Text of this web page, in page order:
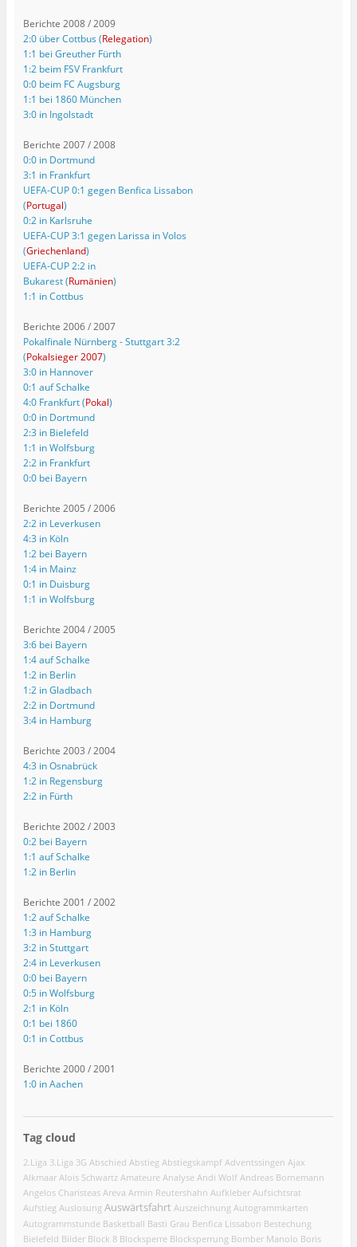
Berichte 2008 / 2009
2:0 über Cottbus (Relegation)
1:1 bei Greuther Fürth
1:2 beim FSV Frankfurt
0:0 beim FC Augsburg
1:1 bei 1860 München
3:0 in Ingolstadt
Berichte 2007 / 2008
0:0 in Dortmund
3:1 in Frankfurt
UEFA-CUP 0:1 gegen Benfica Lissabon
(Portugal)
0:2 in Karlsruhe
UEFA-CUP 3:1 gegen Larissa in Volos
(Griechenland)
UEFA-CUP 2:2 in
Bukarest (Rumänien)
1:1 in Cottbus
Berichte 2006 / 2007
Pokalfinale Nürnberg - Stuttgart 3:2
(Pokalsieger 2007)
3:0 in Hannover
0:1 auf Schalke
4:0 Frankfurt (Pokal)
0:0 in Dortmund
2:3 in Bielefeld
1:1 in Wolfsburg
2:2 in Frankfurt
0:0 bei Bayern
Berichte 2005 / 2006
2:2 in Leverkusen
4:3 in Köln
1:2 bei Bayern
1:4 in Mainz
0:1 in Duisburg
1:1 in Wolfsburg
Berichte 2004 / 2005
3:6 bei Bayern
1:4 auf Schalke
1:2 in Berlin
1:2 in Gladbach
2:2 in Dortmund
3:4 in Hamburg
Berichte 2003 / 2004
4:3 in Osnabrück
1:2 in Regensburg
2:2 in Fürth
Berichte 2002 / 2003
0:2 bei Bayern
1:1 auf Schalke
1:2 in Berlin
Berichte 2001 / 2002
1:2 auf Schalke
1:3 in Hamburg
3:2 in Stuttgart
2:4 in Leverkusen
0:0 bei Bayern
0:5 in Wolfsburg
2:1 in Köln
0:1 bei 1860
0:1 in Cottbus
Berichte 2000 / 2001
1:0 in Aachen
Tag cloud
2.Liga 3.Liga 3G Abschied Abstieg Abstiegskampf Adventssingen Ajax
Alkmaar Alois Schwartz Amateure Analyse Andi Wolf Andreas Bornemann
Angelos Charisteas Areva Armin Reutershahn Aufkleber Aufsichtsrat
Aufstieg Auslosung Auswärtsfahrt Auszeichnung Autogrammkarten
Autogrammstunde Basketball Basti Grau Benfica Lissabon Bestechung
Bielefeld Bilder Block 8 Blocksperre Blocksperrung Bomber Manolo Boris